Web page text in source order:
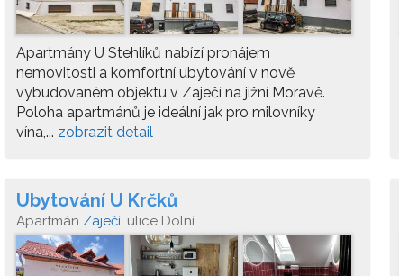
Apartmány U Stehlíků nabízí pronájem
nemovitosti a komfortní ubytování v nově
vybudovaném objektu v Zaječí na jižní Moravě.
Poloha apartmánů je ideální jak pro milovníky
vína,... zobrazit detail
Ubytování U Krčků
Apartmán Zaječí, ulice Dolní